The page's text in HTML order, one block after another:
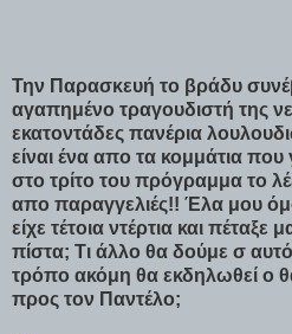
Την Παρασκευή το βράδυ
αγαπημένο τραγουδιστή της
εκατοντάδες πανέρια
είναι ένα απο τα κομμάτια που
στο τρίτο του πρόγραμμα το
απο παραγγελιές!! Έλα μου
είχε τέτοια ντέρτια και
πίστα; Τι άλλο θα δούμε σ
τρόπο ακόμη θα εκδηλωθεί ο
προς τον Παντέλο;